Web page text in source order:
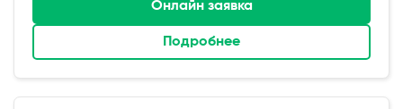
Онлайн заявка
Подробнее